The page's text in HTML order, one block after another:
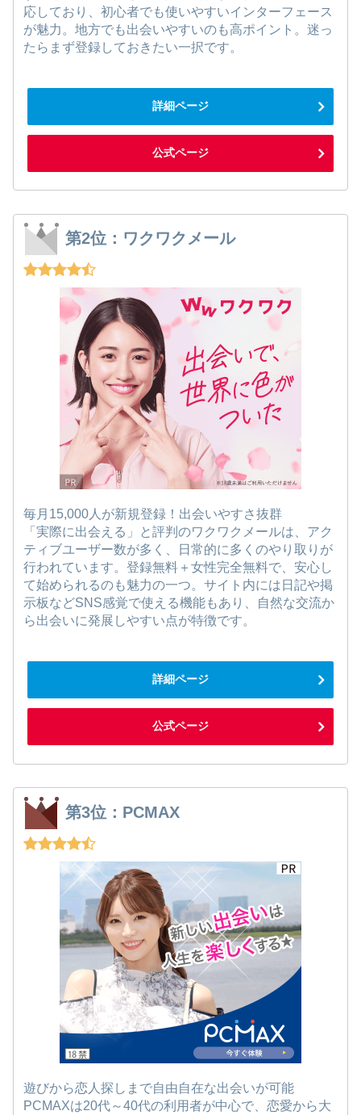
応しており、初心者でも使いやすいインターフェース
が魅力。地方でも出会いやすいのも高ポイント。迷っ
たらまず登録しておきたい一択です。
詳細ページ
公式ページ
第2位：ワクワクメール
毎月15,000人が新規登録！出会いやすさ抜群
「実際に出会える」と評判のワクワクメールは、アク
ティブユーザー数が多く、日常的に多くのやり取りが
行われています。登録無料＋女性完全無料で、安心し
て始められるのも魅力の一つ。サイト内には日記や掲
示板などSNS感覚で使える機能もあり、自然な交流か
ら出会いに発展しやすい点が特徴です。
詳細ページ
公式ページ
第3位：PCMAX
遊びから恋人探しまで自由自在な出会いが可能
PCMAXは20代～40代の利用者が中心で、恋愛から大